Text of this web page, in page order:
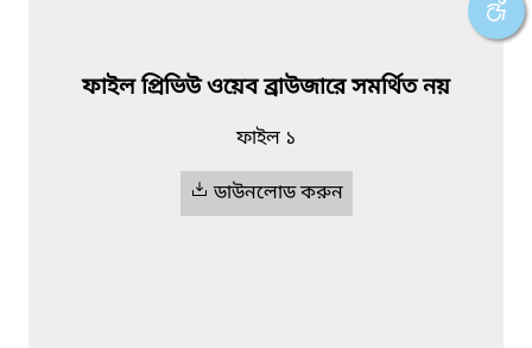
ফাইল প্রিভিউ ওয়েব ব্রাউজারে সমর্থিত নয়
ফাইল ১
ডাউনলোড করুন